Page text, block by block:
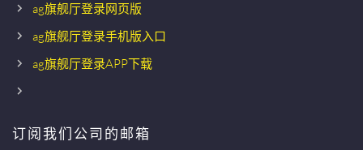
ag旗舰厅登录网页版
ag旗舰厅登录手机版入口
ag旗舰厅登录APP下载
订阅我们公司的邮箱